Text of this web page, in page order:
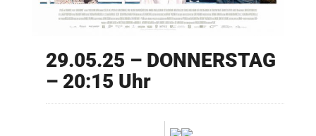
29.05.25 – DONNERSTAG
– 20:15 Uhr